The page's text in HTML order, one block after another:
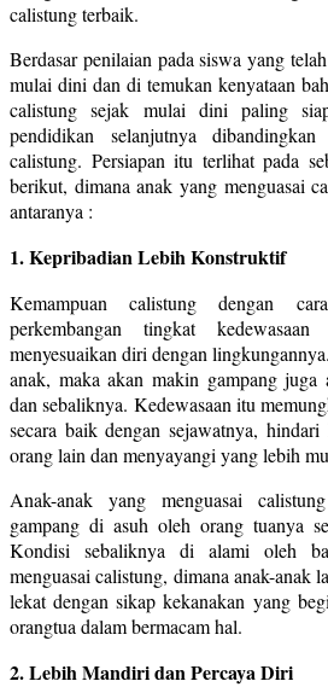
calistung terbaik.
Berdasar penilaian pada siswa yang
mulai dini dan di temukan kenyataan
calistung sejak mulai dini paling
pendidikan selanjutnya
calistung. Persiapan itu terlihat pada
berikut, dimana anak yang menguasai
antaranya :
1. Kepribadian Lebih Konstruktif
Kemampuan calistung dengan
perkembangan tingkat
menyesuaikan diri dengan
anak, maka akan makin gampang juga
dan sebaliknya. Kedewasaan itu
secara baik dengan sejawatnya,
orang lain dan menyayangi yang lebih
Anak-anak yang menguasai
gampang di asuh oleh orang tuanya
Kondisi sebaliknya di alami oleh
menguasai calistung, dimana anak-anak
lekat dengan sikap kekanakan yang
orangtua dalam bermacam hal.
2. Lebih Mandiri dan Percaya Diri